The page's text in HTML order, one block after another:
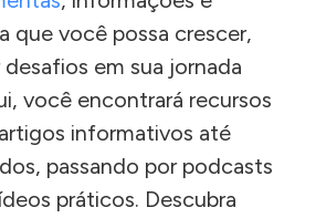
que você possa crescer,
desafios em sua jornada
você encontrará recursos
informativos até
passando por podcasts
práticos. Descubra